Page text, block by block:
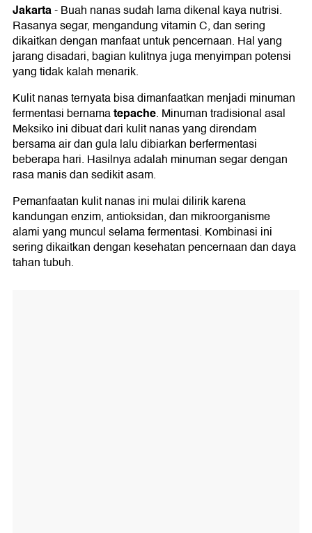
Jakarta-Buah nanas sudah lama dikenal kaya nutrisi.
Rasanya segar, mengandung vitamin C, dan sering
dikaitkan dengan manfaat untuk pencernaan. Hal yang
jarang disadari, bagian kulitnya juga menyimpan potensi
yang tidak kalah menarik.
Kulit nanas ternyata bisa dimanfaatkan menjadi minuman
fermentasi bernamatepache. Minuman tradisional asal
Meksiko ini dibuat dari kulit nanas yang direndam
bersama air dan gula lalu dibiarkan berfermentasi
beberapa hari. Hasilnya adalah minuman segar dengan
rasa manis dan sedikit asam.
Pemanfaatan kulit nanas ini mulai dilirik karena
kandungan enzim, antioksidan, dan mikroorganisme
alami yang muncul selama fermentasi. Kombinasi ini
sering dikaitkan dengan kesehatan pencernaan dan daya
tahan tubuh.